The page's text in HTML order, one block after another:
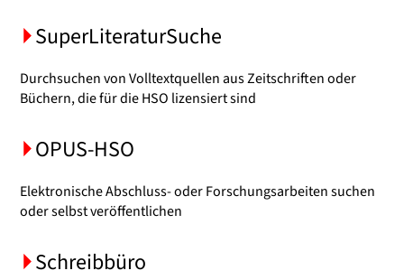
SuperLiteraturSuche
Durchsuchen von Volltextquellen aus Zeitschriften oder
Büchern, die für die HSO lizensiert sind
OPUS-HSO
Elektronische Abschluss- oder Forschungsarbeiten suchen
oder selbst veröffentlichen
Schreibbüro